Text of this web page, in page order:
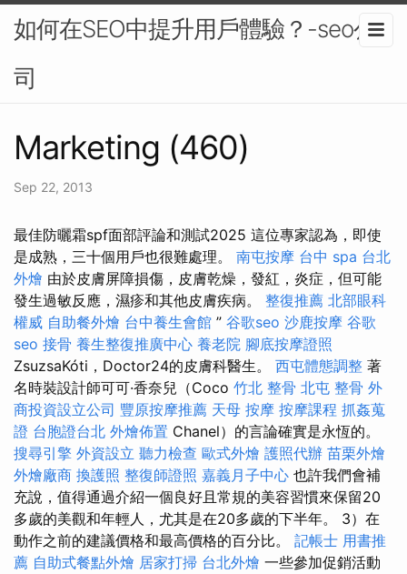
如何在SEO中提升用戶體驗？-seo公
司
Marketing (460)
Sep 22, 2013
最佳防曬霜spf面部評論和測試2025 這位專家認為，即使
是成熟，三十個用戶也很難處理。 南屯按摩 台中 spa 台北
外燴 由於皮膚屏障損傷，皮膚乾燥，發紅，炎症，但可能
發生過敏反應，濕疹和其他皮膚疾病。 整復推薦 北部眼科
權威 自助餐外燴 台中養生會館 ” 谷歌seo 沙鹿按摩 谷歌
seo 接骨 養生整復推廣中心 養老院 腳底按摩證照
ZsuzsaKóti，Doctor24的皮膚科醫生。 西屯體態調整 著
名時裝設計師可可·香奈兒（Coco 竹北 整骨 北屯 整骨 外
商投資設立公司 豐原按摩推薦 天母 按摩 按摩課程 抓姦蒐
證 台胞證台北 外燴佈置 Chanel）的言論確實是永恆的。
搜尋引擎 外資設立 聽力檢查 歐式外燴 護照代辦 苗栗外燴
外燴廠商 換護照 整復師證照 嘉義月子中心 也許我們會補
充說，值得通過介紹一個良好且常規的美容習慣來保留20
多歲的美觀和年輕人，尤其是在20多歲的下半年。 3）在
動作之前的建議價格和最高價格的百分比。 記帳士 用書推
薦 自助式餐點外燴 居家打掃 台北外燴 一些參加促銷活動